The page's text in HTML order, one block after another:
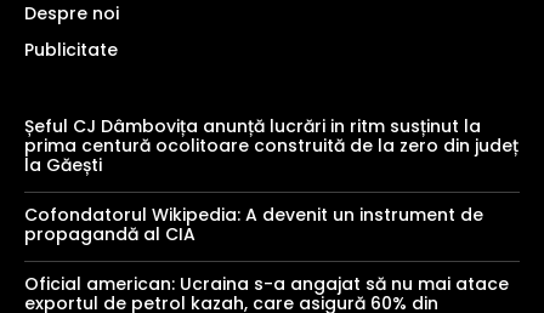
Despre noi
Publicitate
Șeful CJ Dâmbovița anunță lucrări in ritm susținut la
prima centură ocolitoare construită de la zero din județ
la Găești
Cofondatorul Wikipedia: A devenit un instrument de
propagandă al CIA
Oficial american: Ucraina s-a angajat să nu mai atace
exportul de petrol kazah, care asigură 60% din